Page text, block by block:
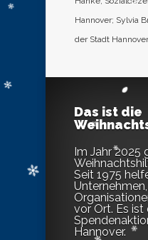
Hannover; Sylvia
der Stadt
Das ist die
Im Jahr 2025
Seit 1975
vor Ort. Es
Hannover.